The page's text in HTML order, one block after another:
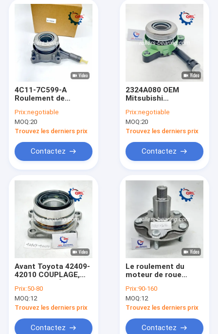
Produits
Vidéos
A propos de nous
Visite d'usine
Contrôle de la qualité
Contact
nouvelles
4C11-7C599-A
Roulement de
spécifiquement aux
Ford Ranger et Ford
Transit
Prix:negotiable
MOQ:20
Trouvez les derniers prix
Contactez
2324A080 OEM
Mitsubishi
libération de
roulement cylindre
esclave Lancer
Prix:negotiable
MOQ:20
Trouvez les derniers prix
Contactez
Avant Toyota 42409-
42010 COUPLAGE,
DROIT ou GAUCHE
42409 42010
Prix:50-80
MOQ:12
Trouvez les derniers prix
Contactez
Le roulement du
moteur de roue
43502-0K010 43502-
0K090 43502-28040
43502-KK030
Prix:90-160
MOQ:12
Trouvez les derniers prix
Contactez